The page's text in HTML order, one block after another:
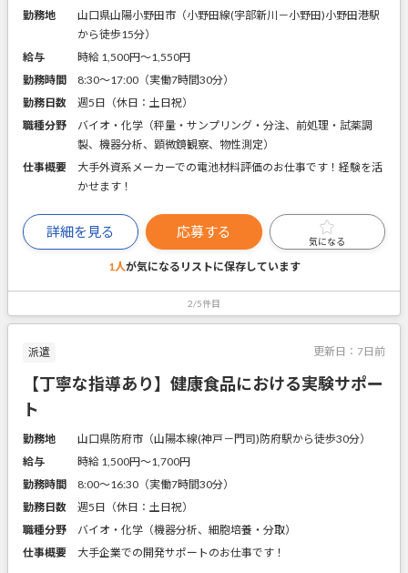
勤務地
山口県山陽小野田市（小野田線(宇部新川－小野田)小野田港駅
から徒歩15分）
給与
時給 1,500円〜1,550円
勤務時間
8:30～17:00（実働7時間30分）
勤務日数
週5日（休日：土日祝）
職種分野
バイオ・化学（秤量・サンプリング・分注、前処理・試薬調
製、機器分析、顕微鏡観察、物性測定）
仕事概要
大手外資系メーカーでの電池材料評価のお仕事です！経験を活
かせます！
詳細を見る 応募する
気になる
1人が気になるリストに保存しています
2/5件目
派遣 更新日： 7日前
【丁寧な指導あり】健康食品における実験サポー
ト
勤務地
山口県防府市（山陽本線(神戸－門司)防府駅から徒歩30分）
給与
時給 1,500円〜1,700円
勤務時間
8:00～16:30（実働7時間30分）
勤務日数
週5日（休日：土日祝）
職種分野
バイオ・化学（機器分析、細胞培養・分取）
仕事概要
大手企業での開発サポートのお仕事です！